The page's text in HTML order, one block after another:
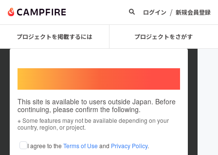
ログイン / 新規会員登録
プロジェクトを掲載するには プロジェクトをさがす
This site is available to users outside Japan. Before
continuing, please confirm the following.
※ Some features may not be available depending on your
country, region, or project.
I agree to the Terms of Use and Privacy Policy.
HirotoYagita
これまでに8回支援して1件のプロジェクトを投稿しています